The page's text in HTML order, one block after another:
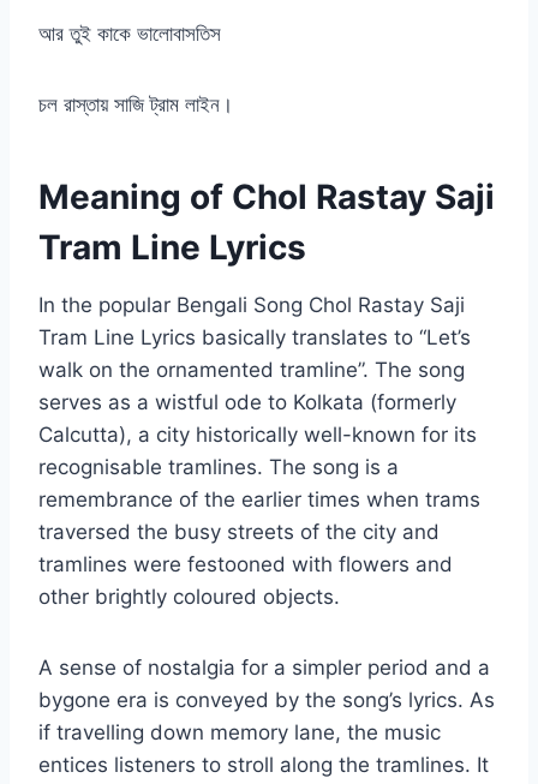
আর তুই কাকে ভালোবাসতিস
চল রাস্তায় সাজি ট্রাম লাইন।
Meaning of Chol Rastay Saji
Tram Line Lyrics
In the popular Bengali Song Chol Rastay Saji
Tram Line Lyrics basically translates to “Let’s
walk on the ornamented tramline”. The song
serves as a wistful ode to Kolkata (formerly
Calcutta), a city historically well-known for its
recognisable tramlines. The song is a
remembrance of the earlier times when trams
traversed the busy streets of the city and
tramlines were festooned with flowers and
other brightly coloured objects.
A sense of nostalgia for a simpler period and a
bygone era is conveyed by the song’s lyrics. As
if travelling down memory lane, the music
entices listeners to stroll along the tramlines. It